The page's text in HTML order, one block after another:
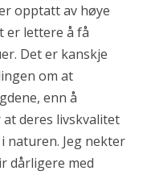
opptatt av høye
er lettere å få
Det er kanskje
om at
enn å
deres livskvalitet
naturen. Jeg nekter
dårligere med